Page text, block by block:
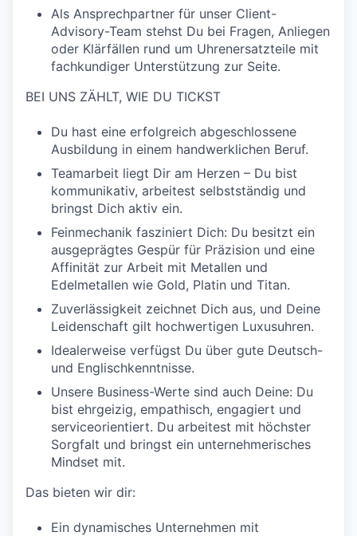
Als Ansprechpartner für unser Client-
Advisory-Team stehst Du bei Fragen, Anliegen
oder Klärfällen rund um Uhrenersatzteile mit
fachkundiger Unterstützung zur Seite.
BEI UNS ZÄHLT, WIE DU TICKST
Du hast eine erfolgreich abgeschlossene
Ausbildung in einem handwerklichen Beruf.
Teamarbeit liegt Dir am Herzen – Du bist
kommunikativ, arbeitest selbstständig und
bringst Dich aktiv ein.
Feinmechanik fasziniert Dich: Du besitzt ein
ausgeprägtes Gespür für Präzision und eine
Affinität zur Arbeit mit Metallen und
Edelmetallen wie Gold, Platin und Titan.
Zuverlässigkeit zeichnet Dich aus, und Deine
Leidenschaft gilt hochwertigen Luxusuhren.
Idealerweise verfügst Du über gute Deutsch-
und Englischkenntnisse.
Unsere Business-Werte sind auch Deine: Du
bist ehrgeizig, empathisch, engagiert und
serviceorientiert. Du arbeitest mit höchster
Sorgfalt und bringst ein unternehmerisches
Mindset mit.
Das bieten wir dir:
Ein dynamisches Unternehmen mit